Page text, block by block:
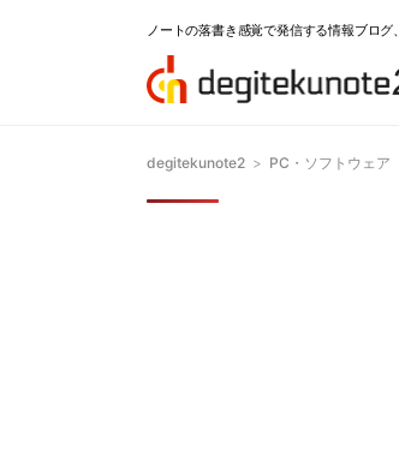
ノートの落書き感覚で発信する情報ブロ
degitekunote2 > PC・ソフトウェア